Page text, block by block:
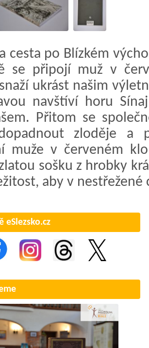
cesta po Blízkém
se připojí muž v
ukrást našim
navštíví horu
Přitom se
zloděje a
muže v červeném
sošku z hrobky
aby v nestřežené
eSlezsko.cz